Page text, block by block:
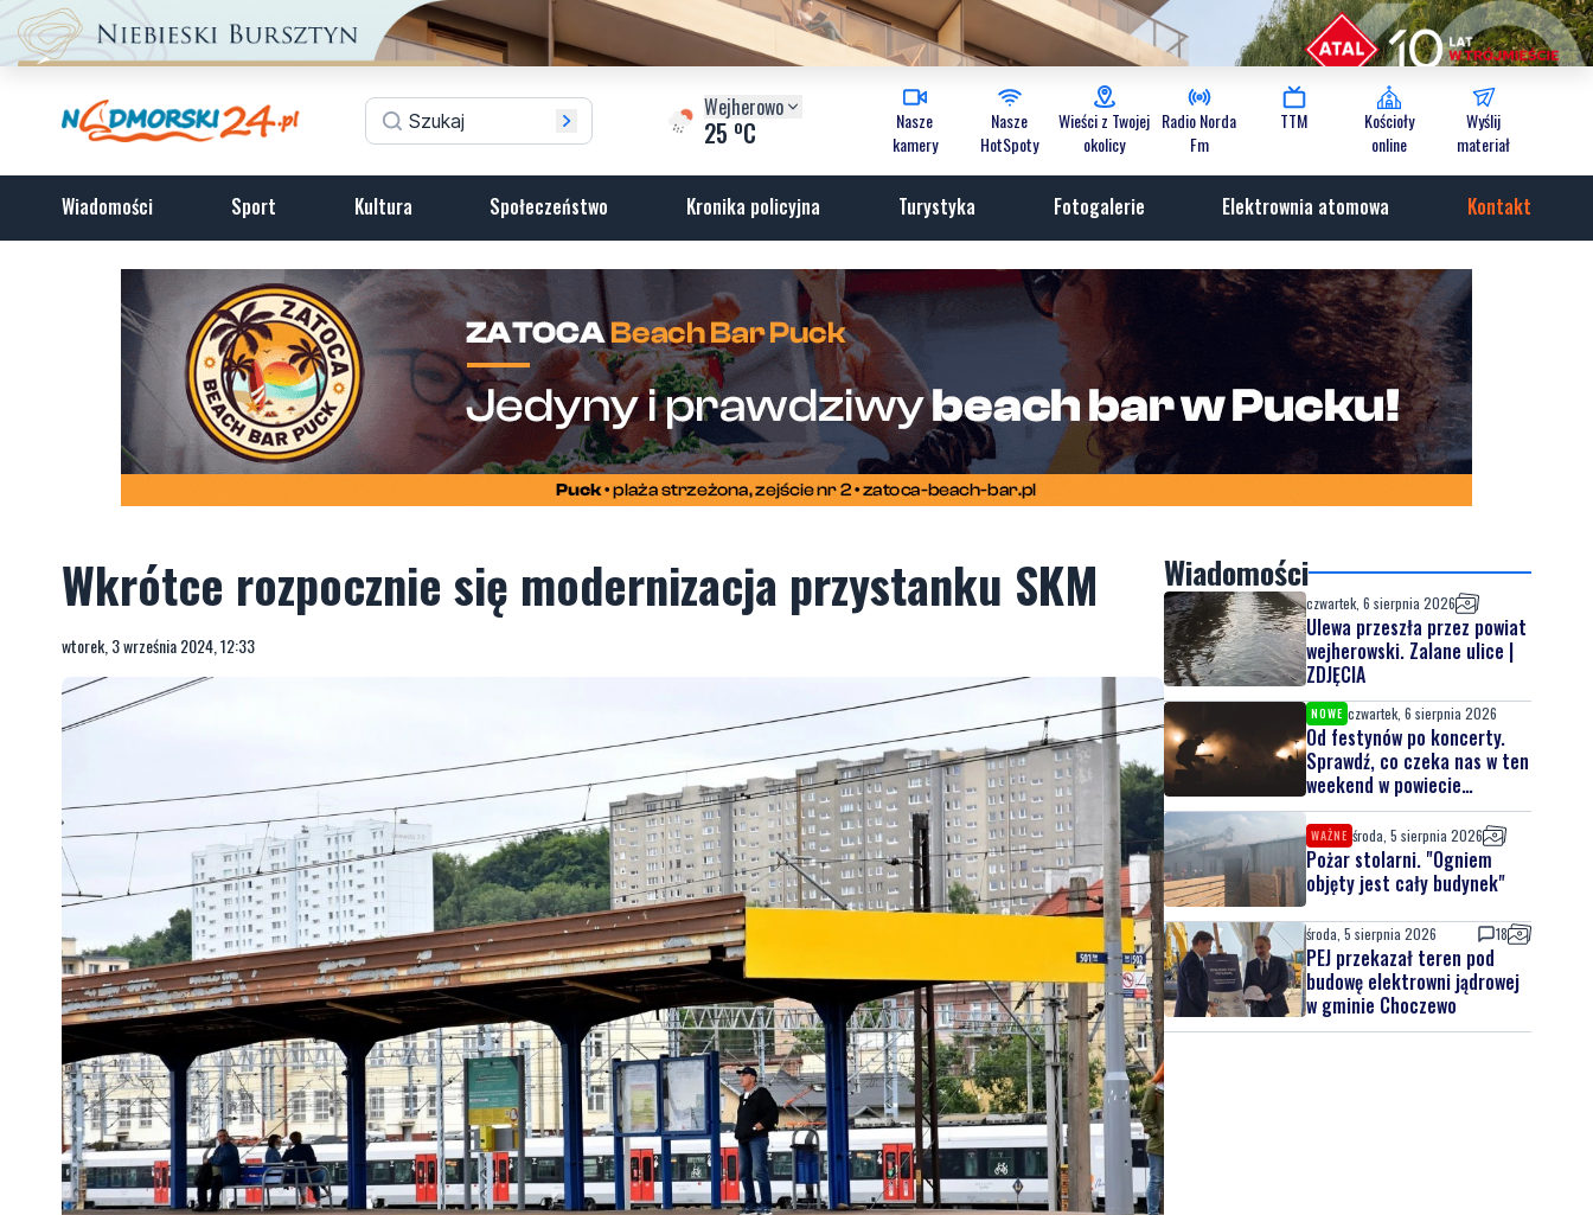
Wejherowo
25 oC
Nasze
kamery
Nasze
HotSpoty
Wieści z Twojej
okolicy
Radio Norda
Fm
TTM
Kościoły
online
Wyślij
materiał
Wiadomości Sport Kultura Społeczeństwo Kronika policyjna Turystyka Fotogalerie Elektrownia atomowa Kontakt
Wkrótce rozpocznie się modernizacja przystanku SKM
wtorek, 3 września 2024, 12:33
Wiadomości
czwartek, 6 sierpnia 2026
Ulewa przeszła przez powiat
wejherowski. Zalane ulice |
ZDJĘCIA
NOWE czwartek, 6 sierpnia 2026
Od festynów po koncerty.
Sprawdź, co czeka nas w ten
weekend w powiecie
lęborskim
WAŻNE środa, 5 sierpnia 2026
Pożar stolarni. "Ogniem
objęty jest cały budynek"
środa, 5 sierpnia 2026 18
PEJ przekazał teren pod
budowę elektrowni jądrowej
w gminie Choczewo